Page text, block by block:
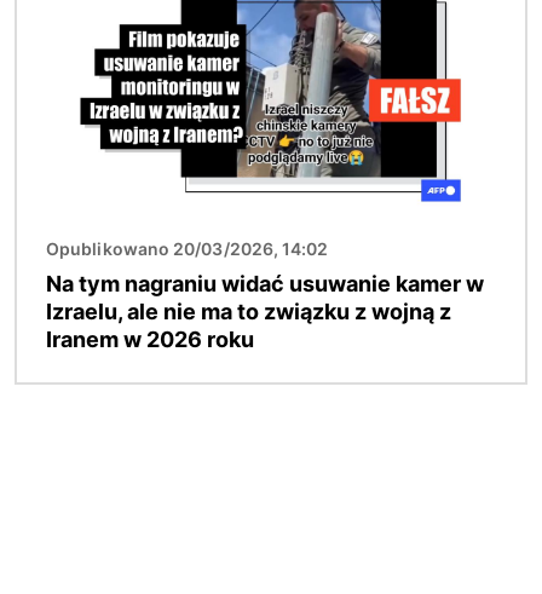
Opublikowano 20/03/2026, 14:02
Na tym nagraniu widać usuwanie kamer w
Izraelu, ale nie ma to związku z wojną z
Iranem w 2026 roku